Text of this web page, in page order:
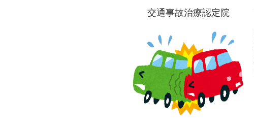
交通事故治療認定院